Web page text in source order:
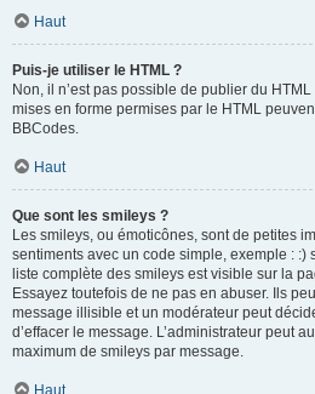
Haut
Puis-je utiliser le HTML ?
Non, il n’est pas possible de publier du
mises en forme permises par le HTML
BBCodes.
Haut
Que sont les smileys ?
Les smileys, ou émoticônes, sont de petites
sentiments avec un code simple, exemple : :)
liste complète des smileys est visible sur la
Essayez toutefois de ne pas en abuser. Ils
message illisible et un modérateur peut
d’effacer le message. L’administrateur peut
maximum de smileys par message.
Haut